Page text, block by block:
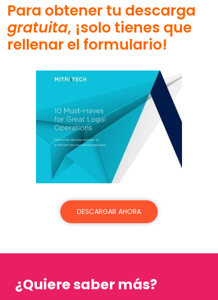
Para obtener tu descarga
gratuita, ¡solo tienes que
rellenar el formulario!
DESCARGAR AHORA
¿Quiere saber más?